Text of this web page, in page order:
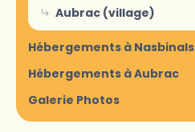
Aubrac (village)
Hébergements à Nasbinals
Hébergements à Aubrac
Galerie Photos